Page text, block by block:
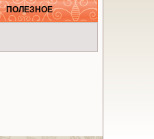
ПОЛЕЗНОЕ